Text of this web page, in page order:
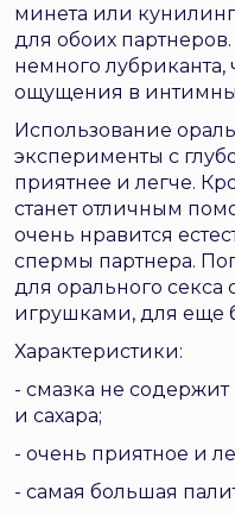
минета или
для обоих
немного лубриканта,
ощущения в
Использование
эксперименты с
приятнее и легче.
станет отличным
очень нравится
спермы партнера.
для орального секса
игрушками, для еще
Характеристики:
- смазка не
и сахара;
- очень приятное и
- самая большая